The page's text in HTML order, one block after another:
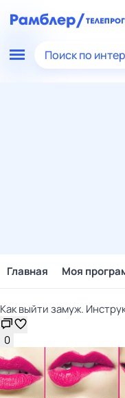
Поиск по
Главная Моя
Как выйти замуж.
0